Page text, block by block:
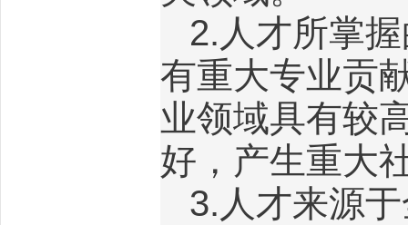
2. 人才所掌
有重大专业贡
业领域具有较
好，产生重大
3. 人才来源